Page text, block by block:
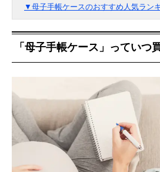
▼母子手帳ケースのおすすめ人気ラン
「母子手帳ケース」っていつ